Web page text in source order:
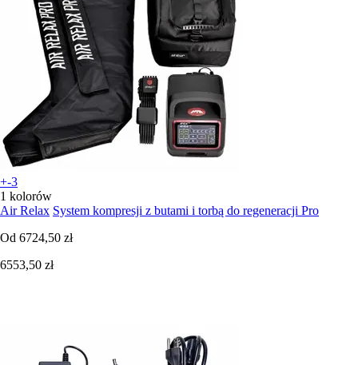
+-3
1 kolorów
Air Relax System kompresji z butami i torbą do regeneracji Pro
Od 6724,50 zł
6553,50 zł